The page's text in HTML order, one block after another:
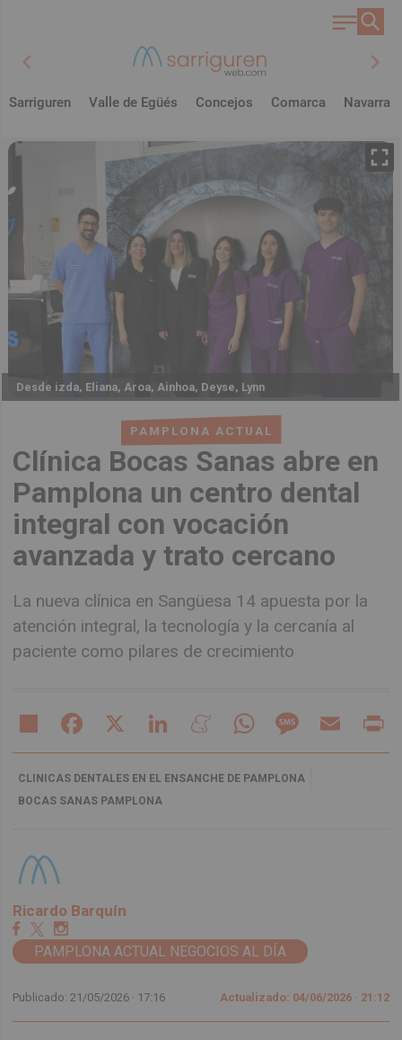
chevron_left chevron_right
Sarriguren Valle de Egüés Concejos Comarca Navarra
PAMPLONA ACTUAL
Clínica Bocas Sanas abre en
Pamplona un centro dental
integral con vocación
avanzada y trato cercano
La nueva clínica en Sangüesa 14 apuesta por la
atención integral, la tecnología y la cercanía al
paciente como pilares de crecimiento
Desde izda, Eliana, Aroa, Ainhoa, Deyse, Lynn
Share Facebook LinkedIn MeneameWhatsAppMessageEmail
CLINICAS DENTALES EN EL ENSANCHE DE PAMPLONA
BOCAS SANAS PAMPLONA
Ricardo Barquín
PAMPLONA ACTUAL NEGOCIOS AL DÍA
Publicado: 21/05/2026 · 17:16 Actualizado: 04/06/2026 · 21:12